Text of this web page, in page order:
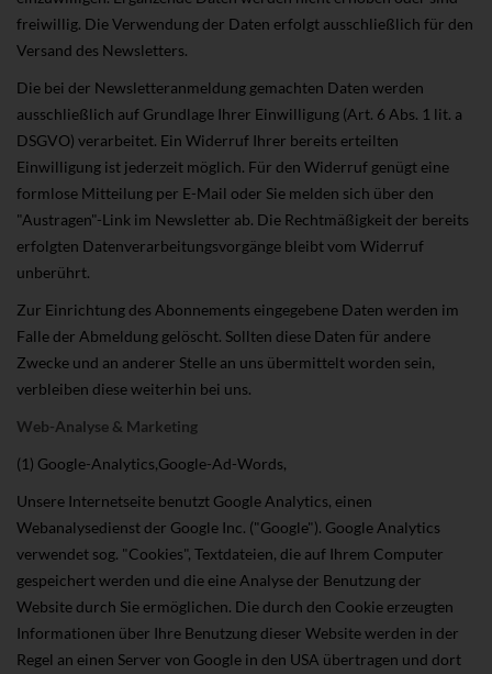
freiwillig. Die Verwendung der Daten erfolgt ausschließlich für den
Versand des Newsletters.
Die bei der Newsletteranmeldung gemachten Daten werden
ausschließlich auf Grundlage Ihrer Einwilligung (Art. 6 Abs. 1 lit. a
DSGVO) verarbeitet. Ein Widerruf Ihrer bereits erteilten
Einwilligung ist jederzeit möglich. Für den Widerruf genügt eine
formlose Mitteilung per E-Mail oder Sie melden sich über den
"Austragen"-Link im Newsletter ab. Die Rechtmäßigkeit der bereits
erfolgten Datenverarbeitungsvorgänge bleibt vom Widerruf
unberührt.
Zur Einrichtung des Abonnements eingegebene Daten werden im
Falle der Abmeldung gelöscht. Sollten diese Daten für andere
Zwecke und an anderer Stelle an uns übermittelt worden sein,
verbleiben diese weiterhin bei uns.
Web-Analyse & Marketing
(1) Google-Analytics,Google-Ad-Words,
Unsere Internetseite benutzt Google Analytics, einen
Webanalysedienst der Google Inc. ("Google"). Google Analytics
verwendet sog. "Cookies", Textdateien, die auf Ihrem Computer
gespeichert werden und die eine Analyse der Benutzung der
Website durch Sie ermöglichen. Die durch den Cookie erzeugten
Informationen über Ihre Benutzung dieser Website werden in der
Regel an einen Server von Google in den USA übertragen und dort